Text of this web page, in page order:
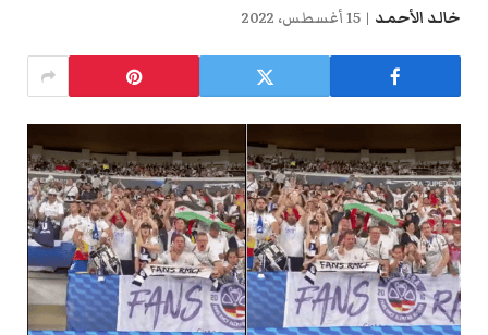
خالد الأحمد 15 أغسطس، 2022